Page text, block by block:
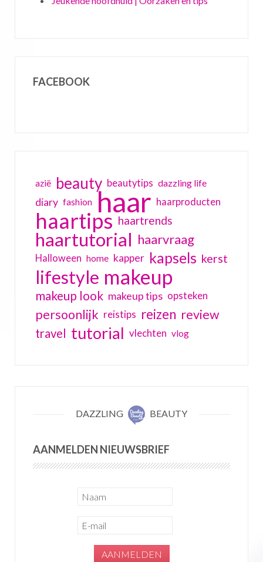
FACEBOOK
azië beauty beautytips dazzling life
diary fashion haar haarproducten
haartips haartrends
haartutorial haarvraag
Halloween home kapper kapsels kerst
lifestyle makeup
makeup look makeup tips opsteken
persoonlijk reistips reizen review
travel tutorial vlechten vlog
DAZZLING BEAUTY
AANMELDEN NIEUWSBRIEF